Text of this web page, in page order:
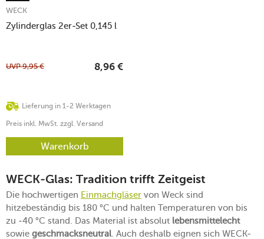
Zylinderglas 2er-Set 0,145 l
WECK
Lieferung in 1-2 Werktagen
UVP9,95 € 8,96 €
Preis inkl. MwSt. zzgl. Versand
Warenkorb
WECK-Glas: Tradition trifft Zeitgeist
Die hochwertigen Einmachgläser von Weck sind
hitzebeständig bis 180 °C und halten Temperaturen von bis
zu -40 °C stand. Das Material ist absolut lebensmittelecht
sowie geschmacksneutral. Auch deshalb eignen sich WECK-